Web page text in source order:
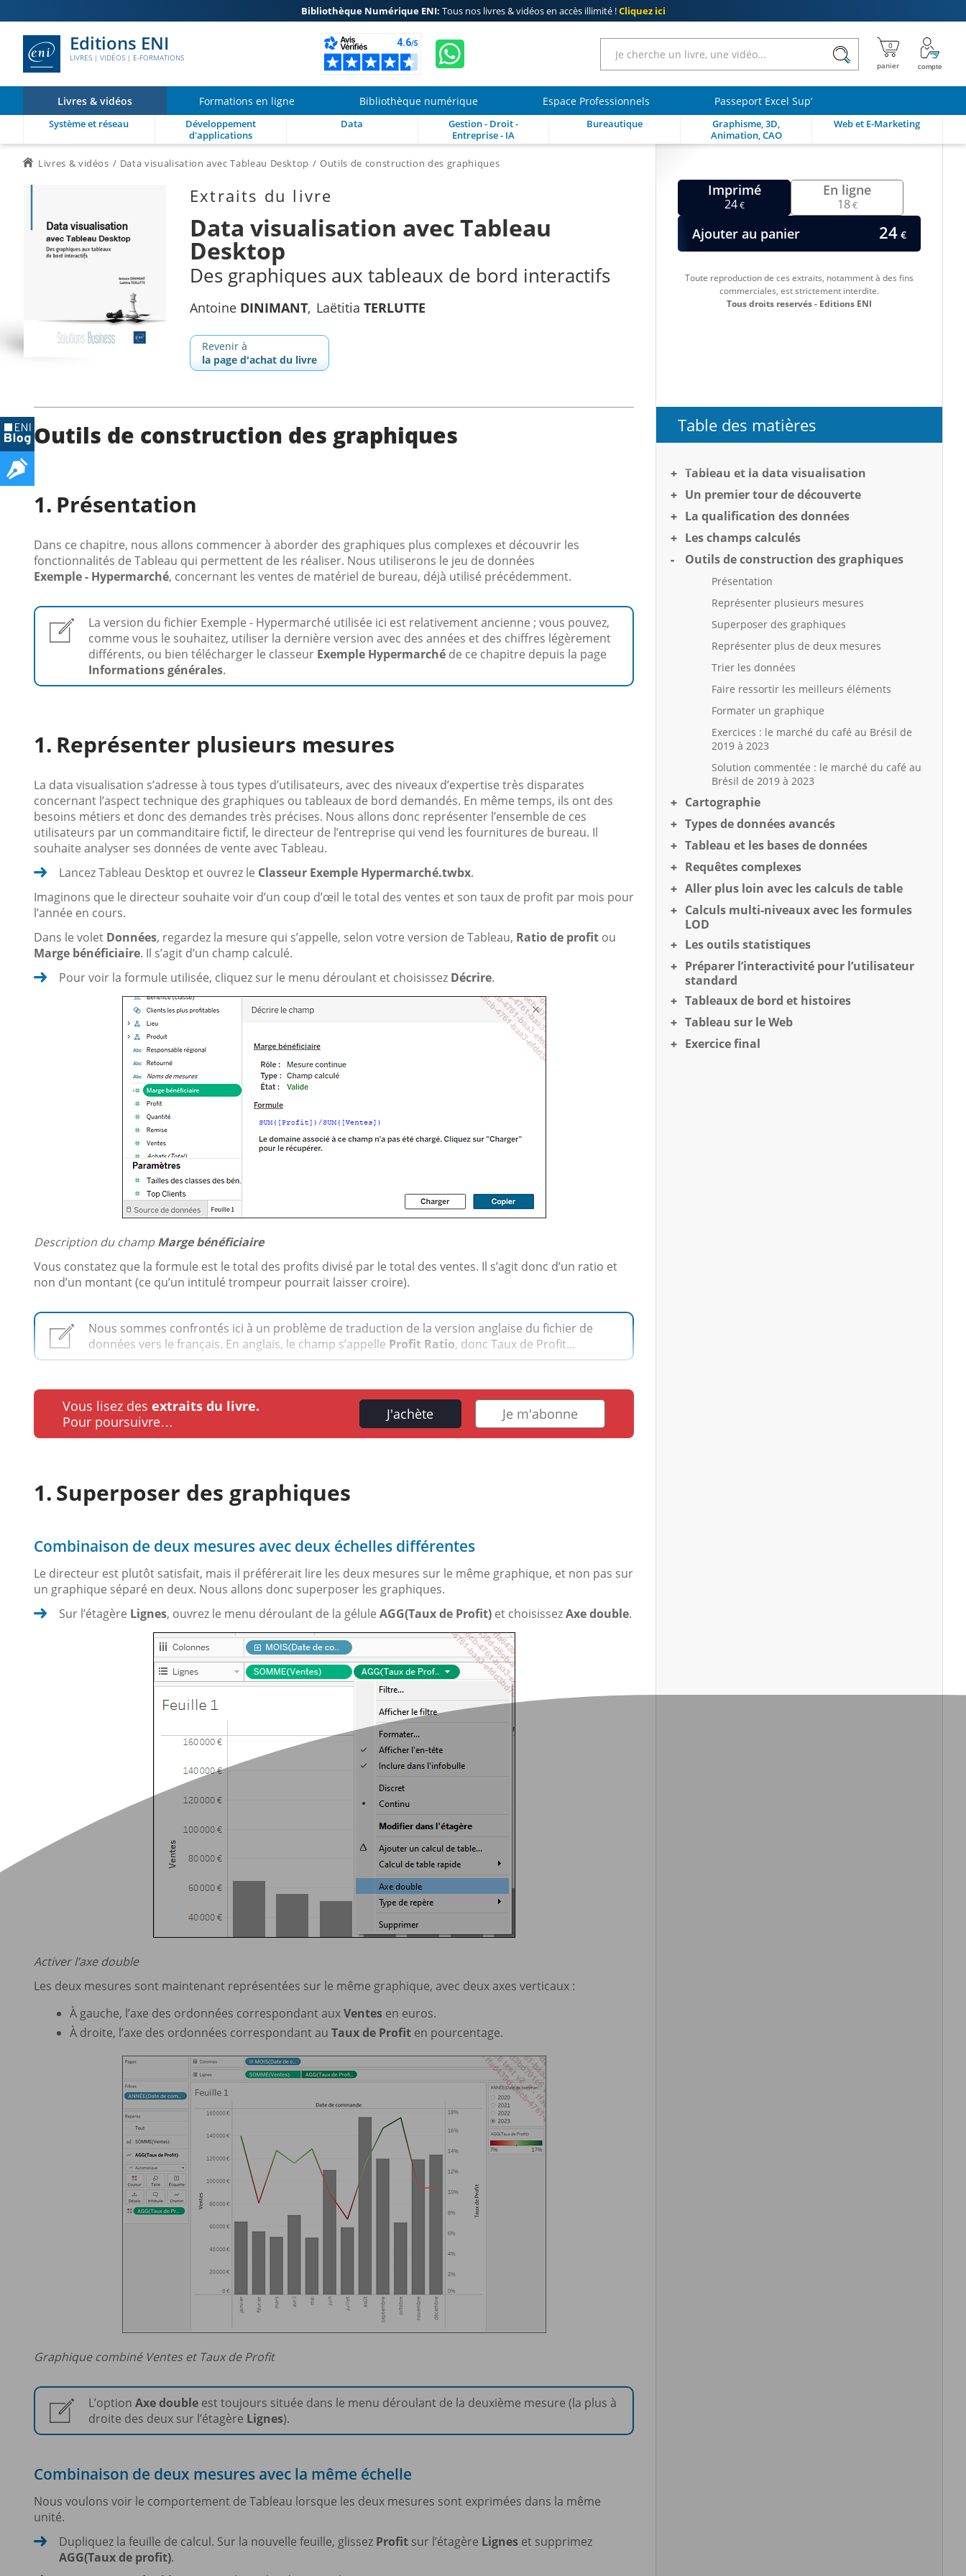
Bibliothèque Numérique ENI: Tous nos livres & vidéos en accès illimité !Cliquez ici
Editions ENI
LIVRES | VIDÉOS | E-FORMATIONS
Livres & vidéos Formations en ligne Bibliothèque numérique Espace Professionnels Passeport Excel Sup’
Système et réseau
Développement
d'applications
Data
Gestion - Droit -
Entreprise - IA
Bureautique
Graphisme, 3D,
Animation, CAO
Web et E-Marketing
Livres & vidéos Data visualisation avec Tableau Desktop Outils de construction des graphiques
Extraits du livre
Data visualisation avec Tableau
Desktop
Des graphiques aux tableaux de bord interactifs
Antoine DINIMANT Laëtitia TERLUTTE
Revenir à
la page d'achat du livre
Imprimé
24€
En ligne
18€
Ajouter au panier 24 €
Toute reproduction de ces extraits, notamment à des fins
commerciales, est strictement interdite.
Tous droits reservés - Editions ENI
Outils de construction des graphiques
Présentation
Dans ce chapitre, nous allons commencer à aborder des graphiques plus complexes et découvrir les
fonctionnalités de Tableau qui permettent de les réaliser. Nous utiliserons le jeu de données
Exemple - Hypermarché, concernant les ventes de matériel de bureau, déjà utilisé précédemment.
La version du fichier Exemple - Hypermarché utilisée ici est relativement ancienne ; vous pouvez,
comme vous le souhaitez, utiliser la dernière version avec des années et des chiffres légèrement
différents, ou bien télécharger le classeur Exemple Hypermarché de ce chapitre depuis la page
Informations générales.
Représenter plusieurs mesures
La data visualisation s’adresse à tous types d’utilisateurs, avec des niveaux d’expertise très disparates
concernant l’aspect technique des graphiques ou tableaux de bord demandés. En même temps, ils ont des
besoins métiers et donc des demandes très précises. Nous allons donc représenter l’ensemble de ces
utilisateurs par un commanditaire fictif, le directeur de l’entreprise qui vend les fournitures de bureau. Il
souhaite analyser ses données de vente avec Tableau.
Lancez Tableau Desktop et ouvrez le Classeur Exemple Hypermarché.twbx.
Imaginons que le directeur souhaite voir d’un coup d’œil le total des ventes et son taux de profit par mois pour
l’année en cours.
Dans le volet Données, regardez la mesure qui s’appelle, selon votre version de Tableau, Ratio de profit ou
Marge bénéficiaire. Il s’agit d’un champ calculé.
Pour voir la formule utilisée, cliquez sur le menu déroulant et choisissez Décrire.
Description du champMarge bénéficiaire
Vous constatez que la formule est le total des profits divisé par le total des ventes. Il s’agit donc d’un ratio et
non d’un montant (ce qu’un intitulé trompeur pourrait laisser croire).
Nous sommes confrontés ici à un problème de traduction de la version anglaise du fichier de
données vers le français. En anglais, le champ s’appelle Profit Ratio, donc Taux de Profit...
Vous lisez des extraits du livre.
Pour poursuivre…
J'achète Je m'abonne
Superposer des graphiques
Combinaison de deux mesures avec deux échelles différentes
Le directeur est plutôt satisfait, mais il préférerait lire les deux mesures sur le même graphique, et non pas sur
un graphique séparé en deux. Nous allons donc superposer les graphiques.
Sur l’étagère Lignes, ouvrez le menu déroulant de la gélule AGG(Taux de Profit) et choisissezAxe double.
Activer l’axe double
Les deux mesures sont maintenant représentées sur le même graphique, avec deux axes verticaux :
À gauche, l’axe des ordonnées correspondant auxVentes en euros.
À droite, l’axe des ordonnées correspondant au Taux de Profit en pourcentage.
Graphique combiné Ventes et Taux de Profit
L’option Axe double est toujours située dans le menu déroulant de la deuxième mesure (la plus à
droite des deux sur l’étagère Lignes).
Combinaison de deux mesures avec la même échelle
Nous voulons voir le comportement de Tableau lorsque les deux mesures sont exprimées dans la même
unité.
Dupliquez la feuille de calcul. Sur la nouvelle feuille, glissez Profit sur l’étagère Lignes et supprimez
AGG(Taux de profit).
Table des matières
Tableau et la data visualisation
Un premier tour de découverte
La qualification des données
Les champs calculés
Outils de construction des graphiques
Présentation
Représenter plusieurs mesures
Superposer des graphiques
Représenter plus de deux mesures
Trier les données
Faire ressortir les meilleurs éléments
Formater un graphique
Exercices : le marché du café au Brésil de
2019 à 2023
Solution commentée : le marché du café au
Brésil de 2019 à 2023
Cartographie
Types de données avancés
Tableau et les bases de données
Requêtes complexes
Aller plus loin avec les calculs de table
Calculs multi-niveaux avec les formules
LOD
Les outils statistiques
Préparer l’interactivité pour l’utilisateur
standard
Tableaux de bord et histoires
Tableau sur le Web
Exercice final